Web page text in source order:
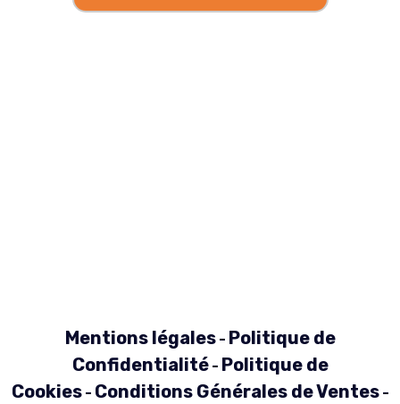
Mentions légales- Politique de
Confidentialité- Politique de
Cookies- Conditions Générales de Ventes-